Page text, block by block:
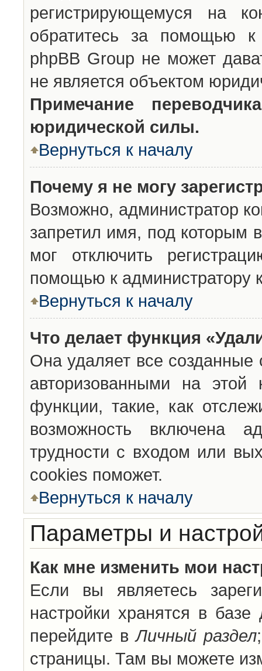
регистрирующемуся на
обратитесь за помощью к
phpBB Group не может
не является объектом
Примечание
юридической силы.
Вернуться к началу
Почему я не могу
Возможно, администратор
запретил имя, под которым
мог отключить
помощью к администратору
Вернуться к началу
Что делает функция
Она удаляет все созданные
авторизованными на
функции, такие, как
возможность включена
трудности с входом или
cookies поможет.
Вернуться к началу
Параметры и
Как мне изменить мои
Если вы являетесь
настройки хранятся в
перейдите вЛичный раздел
страницы. Там вы можете